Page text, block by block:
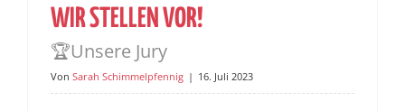
WIR STELLEN VOR!
🏆Unsere Jury
Von Sarah Schimmelpfennig | 16. Juli 2023